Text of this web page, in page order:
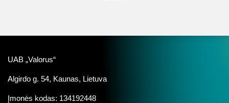
UAB „Valorus“
Algirdo g. 54, Kaunas, Lietuva
Įmonės kodas: 134192448